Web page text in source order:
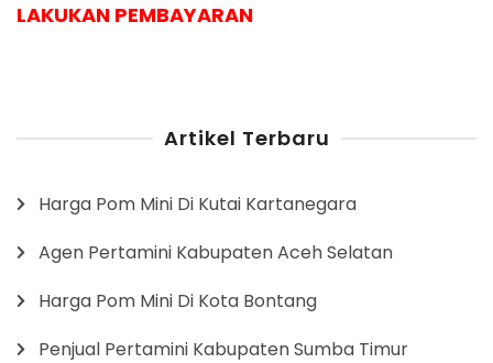
LAKUKAN PEMBAYARAN
Artikel Terbaru
Harga Pom Mini Di Kutai Kartanegara
Agen Pertamini Kabupaten Aceh Selatan
Harga Pom Mini Di Kota Bontang
Penjual Pertamini Kabupaten Sumba Timur